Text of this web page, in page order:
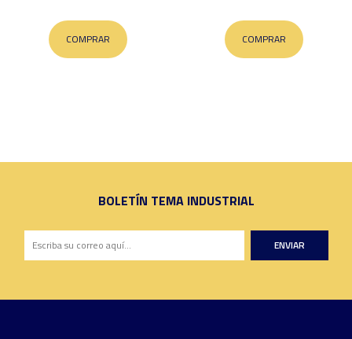
COMPRAR COMPRAR
BOLETÍN TEMA INDUSTRIAL
ENVIAR